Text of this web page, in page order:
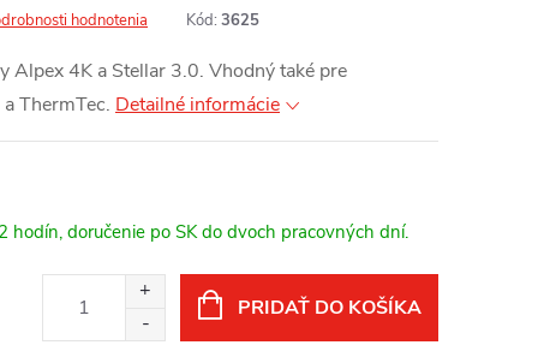
hodnotenia Kód: 3625
Alpex 4K a Stellar 3.0. Vhodný také pre
ThermTec. Detailné informácie
hodín, doručenie po SK do dvoch pracovných dní.
PRIDAŤ DO KOŠÍKA